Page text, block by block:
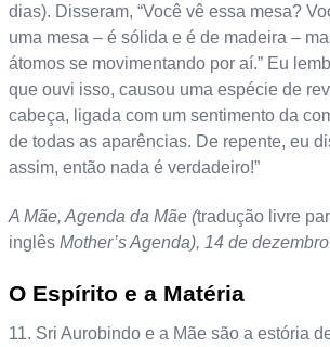
dias). Disseram, “Você vê essa mesa?
uma mesa – é sólida e é de madeira –
átomos se movimentando por aí.” Eu
que ouvi isso, causou uma espécie de
cabeça, ligada com um sentimento da
de todas as aparências. De repente, eu
assim, então nada é verdadeiro!”
A Mãe, Agenda da Mãe (tradução livre
inglês Mother’s Agenda), 14 de
O Espírito e a Matéria
11. Sri Aurobindo e a Mãe são a estória